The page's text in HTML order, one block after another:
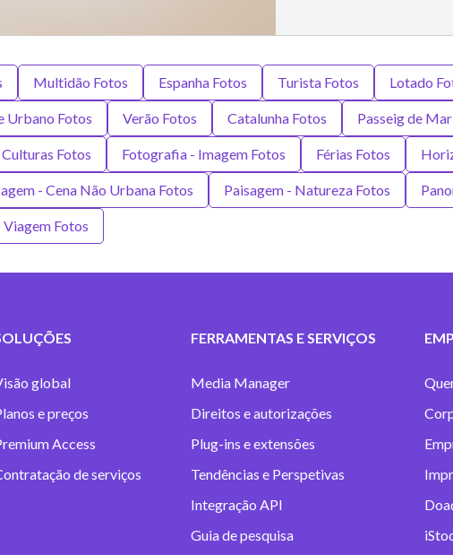
Multidão Fotos Espanha Fotos Turista Fotos Lotado
Urbano Fotos Verão Fotos Catalunha Fotos Passeig de
Culturas Fotos Fotografia - Imagem Fotos Férias Fotos
- Cena Não Urbana Fotos Paisagem - Natureza Fotos
Viagem Fotos
global
e preços
Access
de serviços
FERRAMENTAS E SERVIÇOS
Media Manager
Direitos e autorizações
Plug-ins e extensões
Tendências e Perspetivas
Integração API
Guia de pesquisa